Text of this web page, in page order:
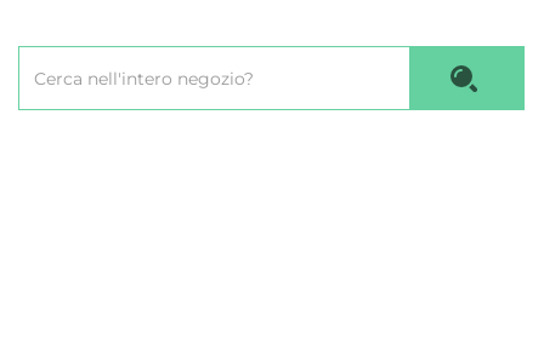
principale
Prodotto